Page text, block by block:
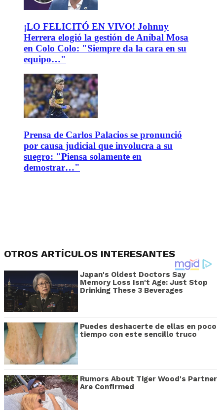
¡LO FELICITÓ EN VIVO! Johnny
Herrera elogió la gestión de Aníbal Mosa
en Colo Colo: "Siempre da la cara en su
equipo…"
Prensa de Carlos Palacios se pronunció
por causa judicial que involucra a su
suegro: "Piensa solamente en
demostrar…"
OTROS ARTÍCULOS INTERESANTES
Japan's Oldest Doctors Say
Memory Loss Isn't Age: Just Stop
Drinking These 3 Beverages
Puedes deshacerte de ellas en poco
tiempo con este sencillo truco
Rumors About Tiger Wood's Partner
Are Confirmed